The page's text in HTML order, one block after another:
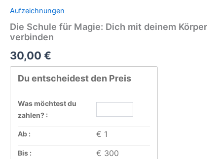
Aufzeichnungen
Die Schule für Magie: Dich mit deinem Körper
verbinden
30,00 €
Du entscheidest den Preis
Was möchtest du
zahlen? :
Ab : € 1
Bis : € 300